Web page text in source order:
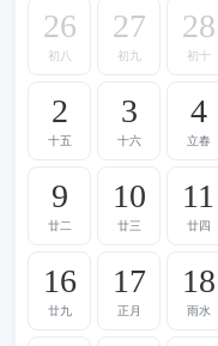
26
初八
27
初九
28
初十
2
十五
3
十六
4
立春
9
廿二
10
廿三
11
廿四
16
廿九
17
正月
18
雨水